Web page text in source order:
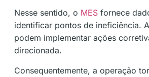
Nesse sentido, o MES fornece
identificar pontos de ineficiência.
podem implementar ações
direcionada.
Consequentemente, a operação